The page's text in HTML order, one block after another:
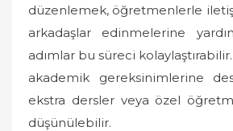
düzenlemek, öğretmenlerle
arkadaşlar edinmelerine
adımlar bu süreci
akademik gereksinimlerine
ekstra dersler veya özel
düşünülebilir.